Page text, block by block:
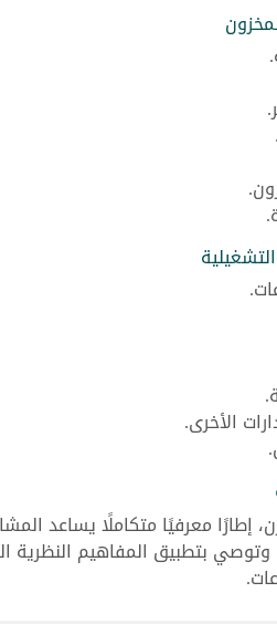
الأخرى.
إطارًا معرفيًا متكاملًا يساعد
وتوصي بتطبيق المفاهيم